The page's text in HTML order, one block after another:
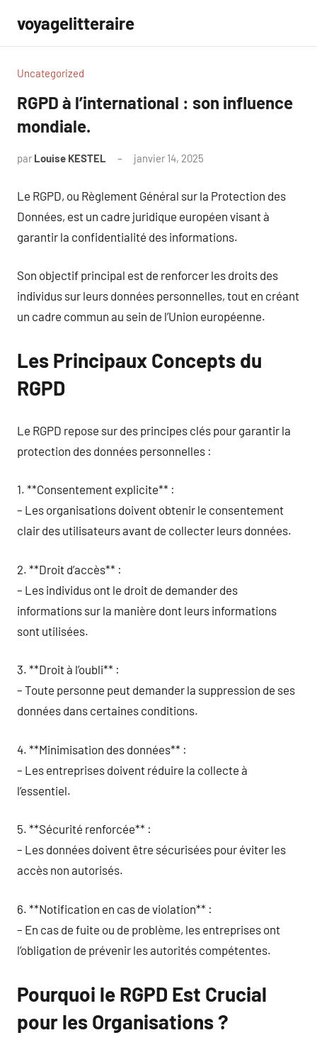
contenu
voyagelitteraire
Uncategorized
RGPD à l’international : son influence
mondiale.
par Louise KESTEL janvier 14, 2025
Le RGPD, ou Règlement Général sur la Protection des
Données, est un cadre juridique européen visant à
garantir la confidentialité des informations.
Son objectif principal est de renforcer les droits des
individus sur leurs données personnelles, tout en créant
un cadre commun au sein de l’Union européenne.
Les Principaux Concepts du
RGPD
Le RGPD repose sur des principes clés pour garantir la
protection des données personnelles :
1. **Consentement explicite** :
– Les organisations doivent obtenir le consentement
clair des utilisateurs avant de collecter leurs données.
2. **Droit d’accès** :
– Les individus ont le droit de demander des
informations sur la manière dont leurs informations
sont utilisées.
3. **Droit à l’oubli** :
– Toute personne peut demander la suppression de ses
données dans certaines conditions.
4. **Minimisation des données** :
– Les entreprises doivent réduire la collecte à
l’essentiel.
5. **Sécurité renforcée** :
– Les données doivent être sécurisées pour éviter les
accès non autorisés.
6. **Notification en cas de violation** :
– En cas de fuite ou de problème, les entreprises ont
l’obligation de prévenir les autorités compétentes.
Pourquoi le RGPD Est Crucial
pour les Organisations ?